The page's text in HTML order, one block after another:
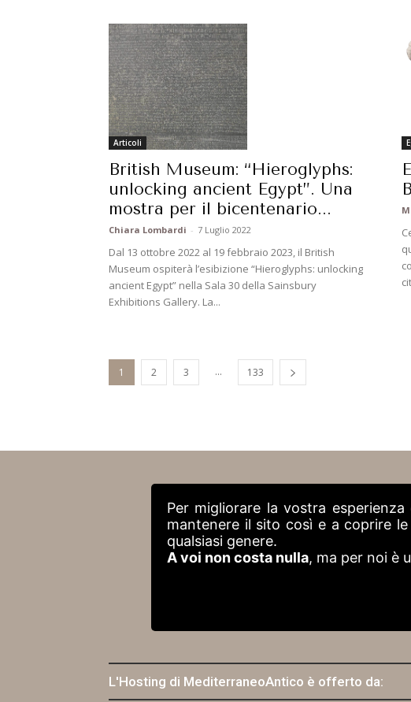
Articoli
British Museum: “Hieroglyphs:
unlocking ancient Egypt”. Una
mostra per il bicentenario...
Chiara Lombardi - 7 Luglio 2022
Dal 13 ottobre 2022 al 19 febbraio 2023, il British
Museum ospiterà l’esibizione “Hieroglyphs: unlocking
ancient Egypt” nella Sala 30 della Sainsbury
Exhibitions Gallery. La...
1 2 3 ... 133
Per migliorare la vostra
mantenere il sito così e a coprire
qualsiasi genere.
A voi non costa nulla, ma per noi è
L'Hosting di MediterraneoAntico è offerto da: